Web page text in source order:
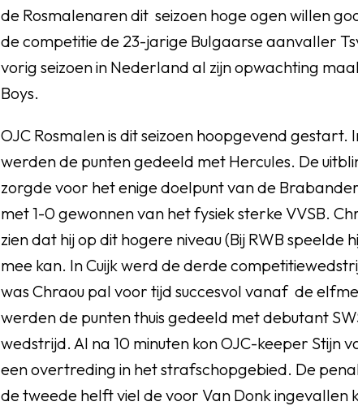
de Rosmalenaren dit seizoen hoge ogen willen
de competitie de 23-jarige Bulgaarse aanvaller
vorig seizoen in Nederland al zijn opwachting
Boys.
OJC Rosmalen is dit seizoen hoopgevend
werden de punten gedeeld met Hercules. De
zorgde voor het enige doelpunt van de
met 1-0 gewonnen van het fysiek sterke VVSB.
zien dat hij op dit hogere niveau (Bij RWB speelde
mee kan. In Cuijk werd de derde
was Chraou pal voor tijd succesvol vanaf de
werden de punten thuis gedeeld met debutant
wedstrijd. Al na 10 minuten kon OJC-keeper Stijn
een overtreding in het strafschopgebied. De
de tweede helft viel de voor Van Donk ingevallen